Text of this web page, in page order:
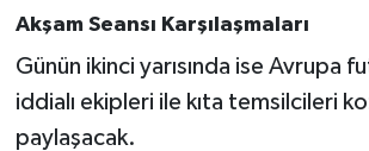
Akşam Seansı Karşılaşmaları
Günün ikinci yarısında ise Avrupa
iddialı ekipleri ile kıta temsilcileri
paylaşacak.